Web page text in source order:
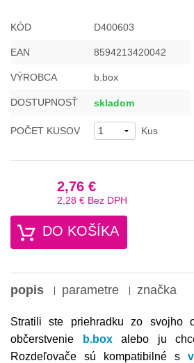
KÓD D400603
EAN 8594213420042
VÝROBCA b.box
DOSTUPNOSŤ skladom
POČET KUSOV Kus
2,76 €
2,28 € Bez DPH
DO KOŠÍKA
popis parametre značka
Stratili ste priehradku zo svojho
občerstvenie
b.boxalebo ju
Rozdeľovače sú kompatibilné s